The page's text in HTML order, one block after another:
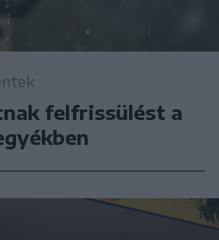
felfrissülést a